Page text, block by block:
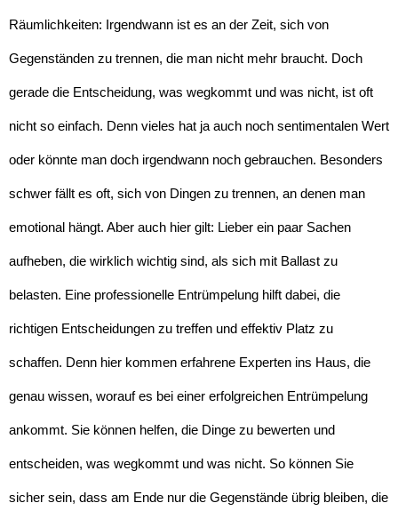
Räumlichkeiten: Irgendwann ist es an der Zeit, sich von
Gegenständen zu trennen, die man nicht mehr braucht. Doch
gerade die Entscheidung, was wegkommt und was nicht, ist oft
nicht so einfach. Denn vieles hat ja auch noch sentimentalen Wert
oder könnte man doch irgendwann noch gebrauchen. Besonders
schwer fällt es oft, sich von Dingen zu trennen, an denen man
emotional hängt. Aber auch hier gilt: Lieber ein paar Sachen
aufheben, die wirklich wichtig sind, als sich mit Ballast zu
belasten. Eine professionelle Entrümpelung hilft dabei, die
richtigen Entscheidungen zu treffen und effektiv Platz zu
schaffen. Denn hier kommen erfahrene Experten ins Haus, die
genau wissen, worauf es bei einer erfolgreichen Entrümpelung
ankommt. Sie können helfen, die Dinge zu bewerten und
entscheiden, was wegkommt und was nicht. So können Sie
sicher sein, dass am Ende nur die Gegenstände übrig bleiben, die